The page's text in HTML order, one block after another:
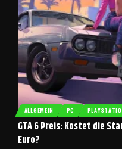
ALLGEMEIN PC
GTA 6 Preis: Kostet die
Euro?